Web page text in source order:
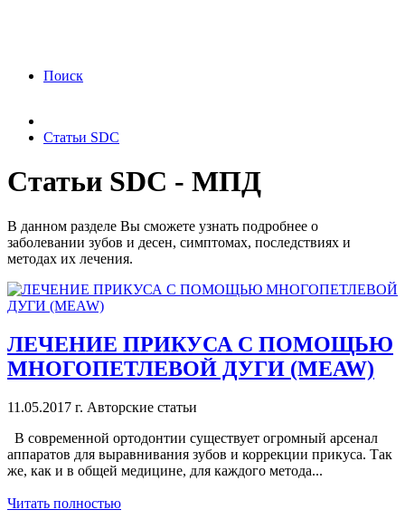
Поиск
Статьи SDC
Статьи SDC - МПД
В данном разделе Вы сможете узнать подробнее о
заболевании зубов и десен, симптомах, последствиях и
методах их лечения.
ЛЕЧЕНИЕ ПРИКУСА С ПОМОЩЬЮ
МНОГОПЕТЛЕВОЙ ДУГИ (MEAW)
11.05.2017 г. Авторские статьи
В современной ортодонтии существует огромный арсенал
аппаратов для выравнивания зубов и коррекции прикуса. Так
же, как и в общей медицине, для каждого метода...
Читать полностью